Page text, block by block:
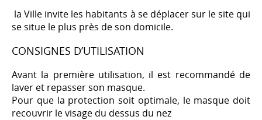
la Ville invite les habitants à se déplacer sur le site qui
se situe le plus près de son domicile.
CONSIGNES D’UTILISATION
Avant la première utilisation, il est recommandé de
laver et repasser son masque.
Pour que la protection soit optimale, le masque doit
recouvrir le visage du dessus du nez